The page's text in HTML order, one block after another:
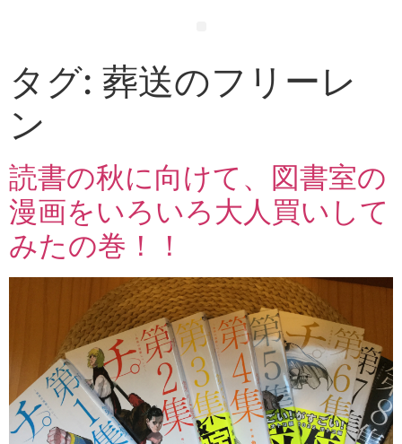
タグ: 葬送のフリーレ
ン
読書の秋に向けて、図書室の
漫画をいろいろ大人買いして
みたの巻！！